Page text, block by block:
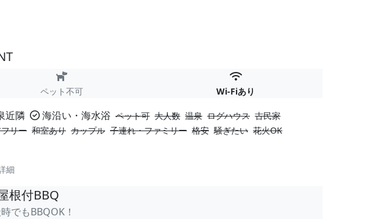
ペット不可 Wi-Fiあり
近隣 海沿い・海水浴 ペット可 大人数 温泉 ログハウス 古民家
リー 和室あり カップル 子連れ・ファミリー 格安 騒ぎたい 花火OK
細
根付BBQ
でもBBQOK！